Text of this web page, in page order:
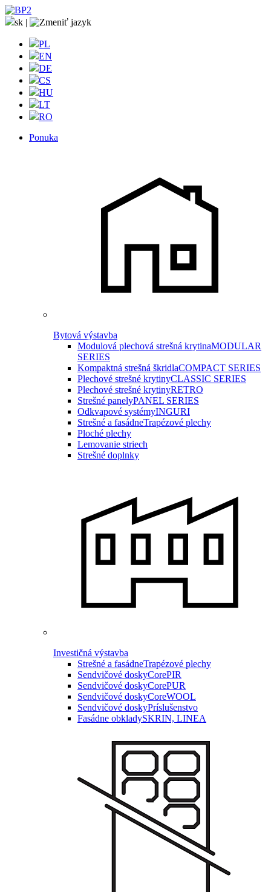
sk |
PL
EN
DE
CS
HU
LT
RO
Ponuka
Bytová výstavba
Modulová plechová strešná krytinaMODULAR
SERIES
Kompaktná strešná škridlaCOMPACT SERIES
Plechové strešné krytinyCLASSIC SERIES
Plechové strešné krytinyRETRO
Strešné panelyPANEL SERIES
Odkvapové systémyINGURI
Strešné a fasádneTrapézové plechy
Ploché plechy
Lemovanie striech
Strešné doplnky
Investičná výstavba
Strešné a fasádneTrapézové plechy
Sendvičové doskyCorePIR
Sendvičové doskyCorePUR
Sendvičové doskyCoreWOOL
Sendvičové doskyPríslušenstvo
Fasádne obkladySKRIN, LINEA